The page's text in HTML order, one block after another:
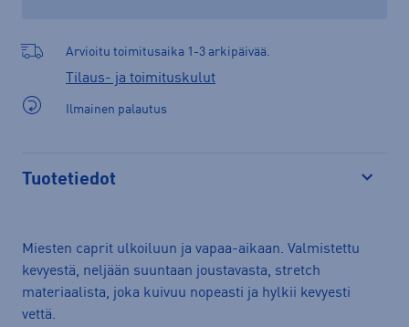
Arvioitu toimitusaika 1-3 arkipäivää.
Tilaus- ja toimituskulut
Ilmainen palautus
Tuotetiedot
Miesten caprit ulkoiluun ja vapaa-aikaan. Valmistettu
kevyestä, neljään suuntaan joustavasta, stretch
materiaalista, joka kuivuu nopeasti ja hylkii kevyesti
vettä.